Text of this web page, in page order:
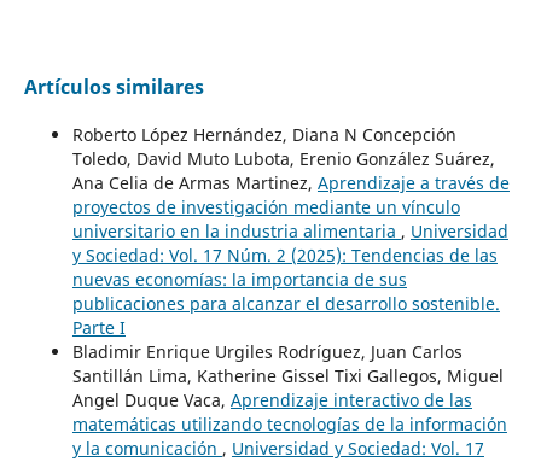
Artículos similares
Roberto López Hernández, Diana N Concepción
Toledo, David Muto Lubota, Erenio González Suárez,
Ana Celia de Armas Martinez, Aprendizaje a través de
proyectos de investigación mediante un vínculo
universitario en la industria alimentaria , Universidad
y Sociedad: Vol. 17 Núm. 2 (2025): Tendencias de las
nuevas economías: la importancia de sus
publicaciones para alcanzar el desarrollo sostenible.
Parte I
Bladimir Enrique Urgiles Rodríguez, Juan Carlos
Santillán Lima, Katherine Gissel Tixi Gallegos, Miguel
Angel Duque Vaca, Aprendizaje interactivo de las
matemáticas utilizando tecnologías de la información
y la comunicación , Universidad y Sociedad: Vol. 17